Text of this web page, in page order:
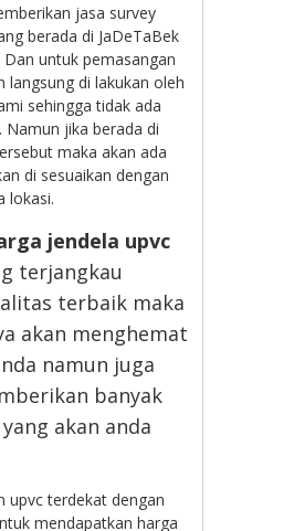
jasa survey
berada di JaDeTaBek
Dan untuk pemasangan
langsung di lakukan oleh
sehingga tidak ada
Namun jika berada di
maka akan ada
di sesuaikan dengan
lokasi.
jendela upvc
terjangkau
terbaik maka
akan menghemat
namun juga
banyak
akan anda
upvc terdekat dengan
mendapatkan harga